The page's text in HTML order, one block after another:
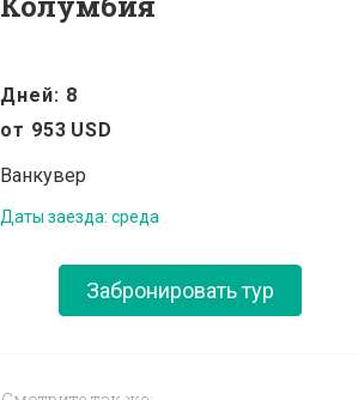
Дней: 8
от 953 USD
Ванкувер
Даты заезда: среда
Забронировать тур